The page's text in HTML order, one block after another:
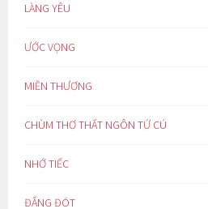
LÀNG YÊU
ƯỚC VỌNG
MIỀN THƯƠNG
CHÙM THƠ THẤT NGÔN TỨ CÚ
NHỚ TIẾC
ĐẮNG ĐÓT